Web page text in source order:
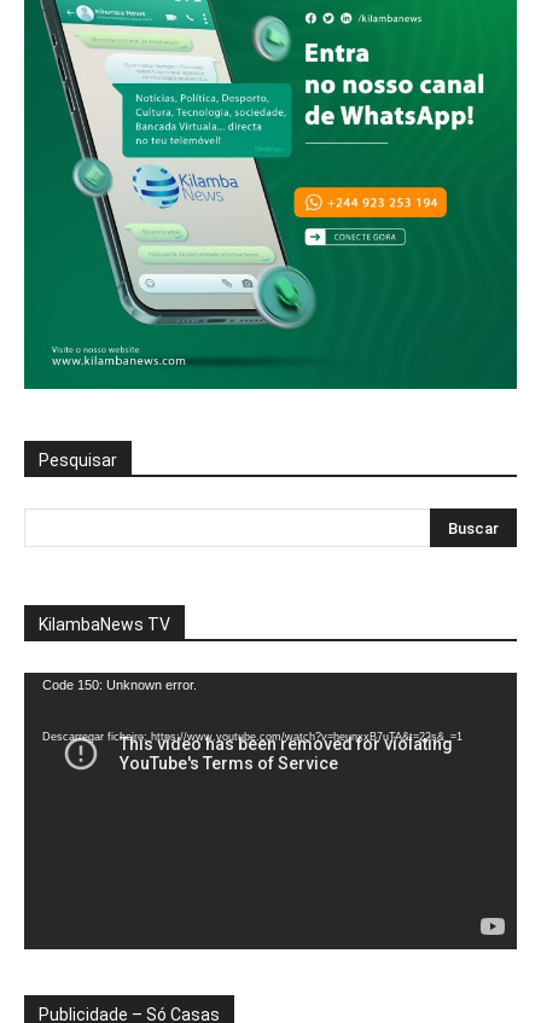
Pesquisar
KilambaNews TV
Reprodutor
vídeo
Code 150: Unknown error.
Descarregar ficheiro: https://www.youtube.com/watch?v=heunxxB7uTA&t=22s&_=1
Publicidade – Só Casas